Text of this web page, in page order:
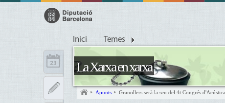
Inici Temes
La Xarxa en xarxa
Apunts Granollers serà la seu del 4t Congrés